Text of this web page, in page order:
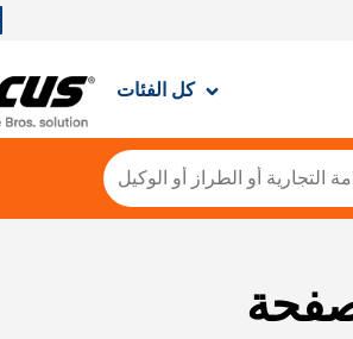
كل الفئات